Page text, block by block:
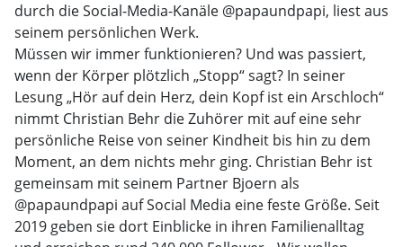
durch die Social-Media-Kanäle @papaundpapi, liest aus
seinem persönlichen Werk.
Müssen wir immer funktionieren? Und was passiert,
wenn der Körper plötzlich „Stopp“ sagt? In seiner
Lesung „Hör auf dein Herz, dein Kopf ist ein Arschloch“
nimmt Christian Behr die Zuhörer mit auf eine sehr
persönliche Reise von seiner Kindheit bis hin zu dem
Moment, an dem nichts mehr ging. Christian Behr ist
gemeinsam mit seinem Partner Bjoern als
@papaundpapi auf Social Media eine feste Größe. Seit
2019 geben sie dort Einblicke in ihren Familienalltag